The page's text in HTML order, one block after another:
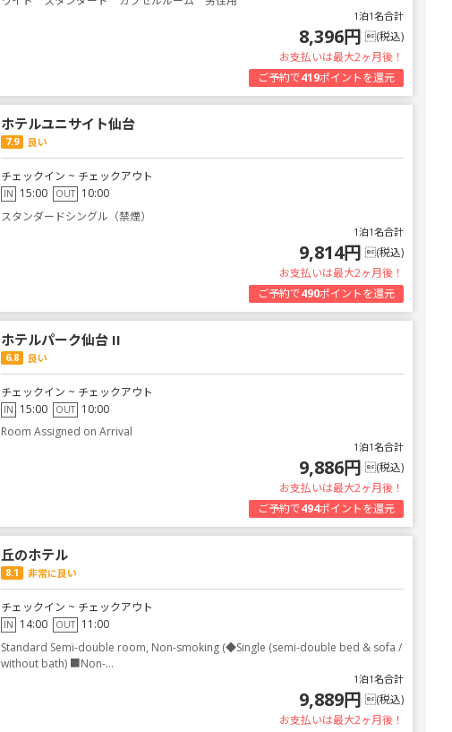
1泊1名合計
8,396円 (税込)
お支払いは最大2ヶ月後！
ご予約で419ポイントを還元
ホテルユニサイト仙台
7.9 良い
チェックイン ~ チェックアウト
IN 15:00 OUT 10:00
スタンダードシングル（禁煙）
1泊1名合計
9,814円 (税込)
お支払いは最大2ヶ月後！
ご予約で490ポイントを還元
ホテルパーク仙台 II
6.8 良い
チェックイン ~ チェックアウト
IN 15:00 OUT 10:00
Room Assigned on Arrival
1泊1名合計
9,886円 (税込)
お支払いは最大2ヶ月後！
ご予約で494ポイントを還元
丘のホテル
8.1 非常に良い
チェックイン ~ チェックアウト
IN 14:00 OUT 11:00
Standard Semi-double room, Non-smoking (◆Single (semi-double bed & sofa /
without bath) ■Non-...
1泊1名合計
9,889円 (税込)
お支払いは最大2ヶ月後！